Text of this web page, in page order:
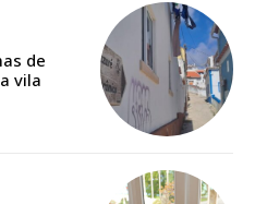
€
à Quinta-feira em sua
de
vila